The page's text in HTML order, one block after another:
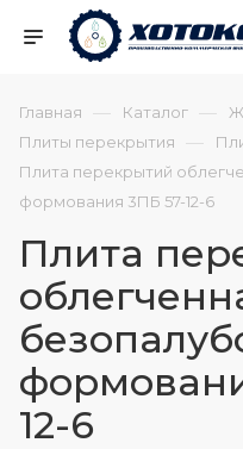
Главная — Каталог —
Плиты перекрытия —
Плита перекрытий
формования 3ПБ 57-12-6
Плита
12-6